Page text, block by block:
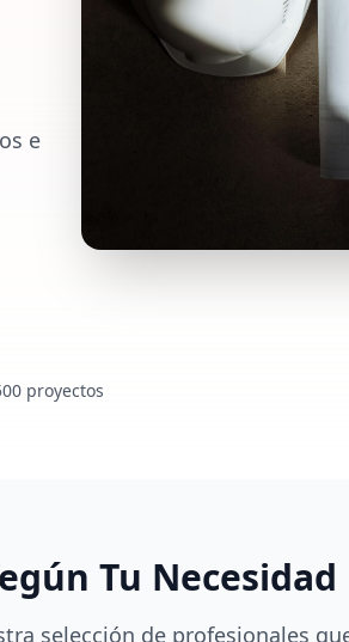
e
proyectos
Tu Necesidad
selección de profesionales